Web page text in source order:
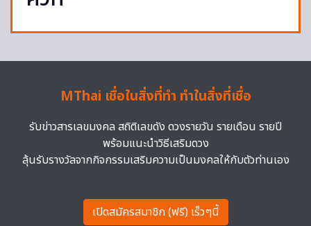
MThai เชื่อในสิ่งที่ทำ ทำในสิ่งที่เชื่อ
รับข่าวสารเลขมงคล สถิติเลขดัง ดวงรายวัน รายเดือน รายปี
พร้อมแนะนำวิธีเสริมดวง
ลุ้นรับรางวัลจากกิจกรรมเสริมความเป็นมงคลให้กับตัวท่านเอง
เปิดสมัครสมาชิก (ฟรี) เร็วๆนี้